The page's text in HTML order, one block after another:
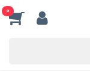
0